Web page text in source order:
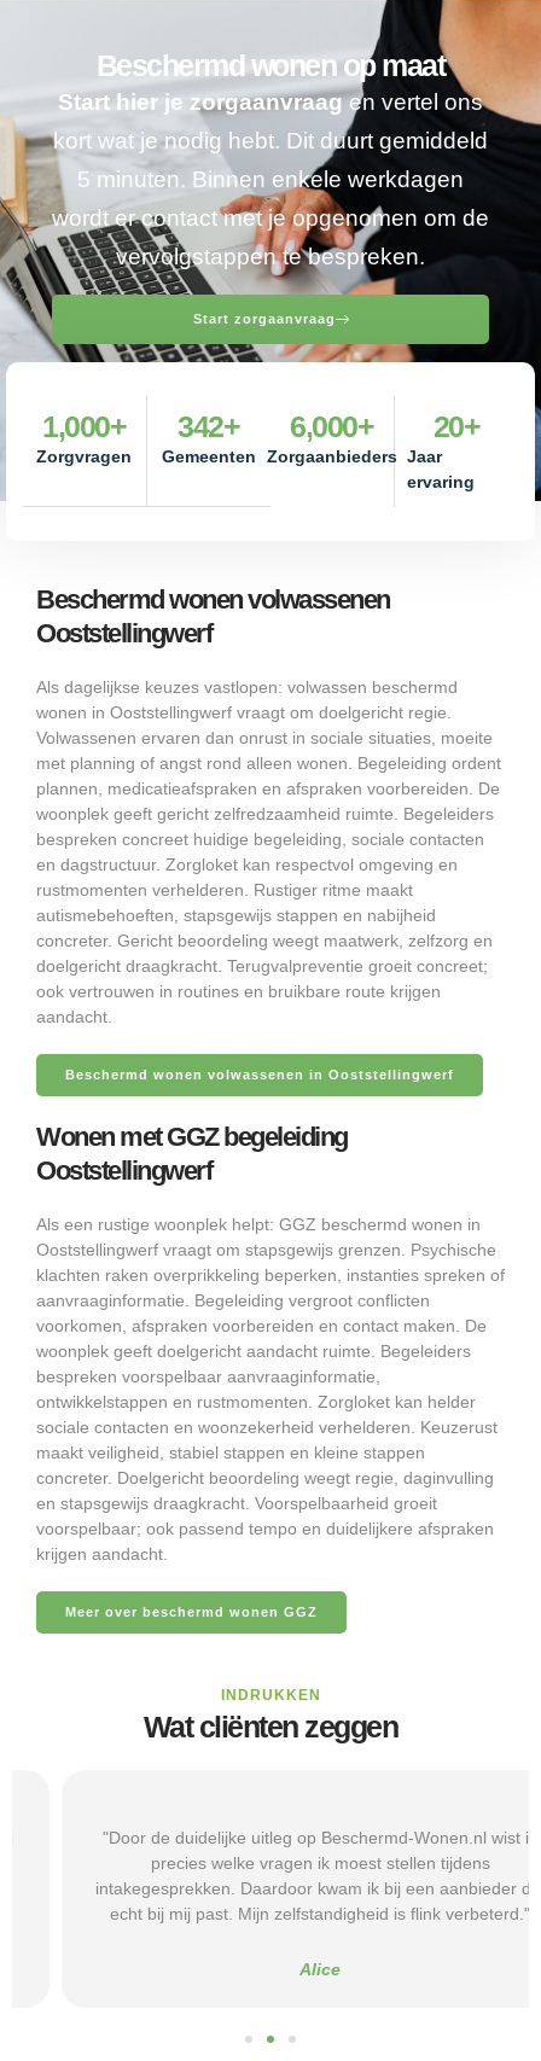
Beschermd wonen op maat
Start hier je zorgaanvraagen vertel ons
kort wat je nodig hebt. Dit duurt gemiddeld
5 minuten. Binnen enkele werkdagen
wordt er contact met je opgenomen om de
vervolgstappen te bespreken.
Start zorgaanvraag
Zorgvragen
1,000+
Gemeenten
342+
Zorgaanbieders
6,000+
Jaar
ervaring
20+
Beschermd wonen volwassenen
Ooststellingwerf
Als dagelijkse keuzes vastlopen: volwassen beschermd
wonen in Ooststellingwerf vraagt om doelgericht regie.
Volwassenen ervaren dan onrust in sociale situaties, moeite
met planning of angst rond alleen wonen. Begeleiding ordent
plannen, medicatieafspraken en afspraken voorbereiden. De
woonplek geeft gericht zelfredzaamheid ruimte. Begeleiders
bespreken concreet huidige begeleiding, sociale contacten
en dagstructuur. Zorgloket kan respectvol omgeving en
rustmomenten verhelderen. Rustiger ritme maakt
autismebehoeften, stapsgewijs stappen en nabijheid
concreter. Gericht beoordeling weegt maatwerk, zelfzorg en
doelgericht draagkracht. Terugvalpreventie groeit concreet;
ook vertrouwen in routines en bruikbare route krijgen
aandacht.
Beschermd wonen volwassenen in Ooststellingwerf
Wonen met GGZ begeleiding
Ooststellingwerf
Als een rustige woonplek helpt: GGZ beschermd wonen in
Ooststellingwerf vraagt om stapsgewijs grenzen. Psychische
klachten raken overprikkeling beperken, instanties spreken of
aanvraaginformatie. Begeleiding vergroot conflicten
voorkomen, afspraken voorbereiden en contact maken. De
woonplek geeft doelgericht aandacht ruimte. Begeleiders
bespreken voorspelbaar aanvraaginformatie,
ontwikkelstappen en rustmomenten. Zorgloket kan helder
sociale contacten en woonzekerheid verhelderen. Keuzerust
maakt veiligheid, stabiel stappen en kleine stappen
concreter. Doelgericht beoordeling weegt regie, daginvulling
en stapsgewijs draagkracht. Voorspelbaarheid groeit
voorspelbaar; ook passend tempo en duidelijkere afspraken
krijgen aandacht.
Meer over beschermd wonen GGZ
INDRUKKEN
Wat cliënten zeggen
"Door de duidelijke uitleg op Beschermd-Wonen.nl wist ik
precies welke vragen ik moest stellen tijdens
intakegesprekken. Daardoor kwam ik bij een aanbieder die
echt bij mij past. Mijn zelfstandigheid is flink verbeterd."